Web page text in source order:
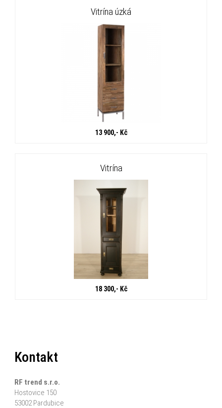
Vitrína úzká
13 900,- Kč
Vitrína
18 300,- Kč
Kontakt
RF trend s.r.o.
Hostovice 150
53002 Pardubice